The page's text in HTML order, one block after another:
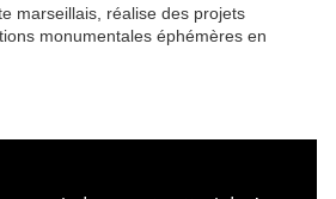
marseillais, réalise des projets
monumentales éphémères en